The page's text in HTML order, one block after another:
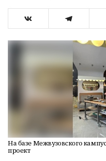
На базе Межвузовского
проект